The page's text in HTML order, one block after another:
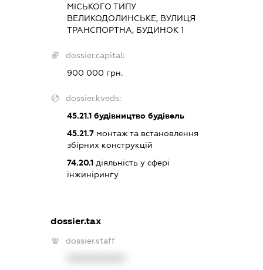
МІСЬКОГО ТИПУ
ВЕЛИКОДОЛИНСЬКЕ, ВУЛИЦЯ
ТРАНСПОРТНА, БУДИНОК 1
dossier.capital:
900 000 грн.
dossier.kveds:
45.21.1будівництво будівель
45.21.7монтаж та встановлення
збірних конструкцій
74.20.1діяльність у сфері
інжинірингу
dossier.tax
dossier.staff